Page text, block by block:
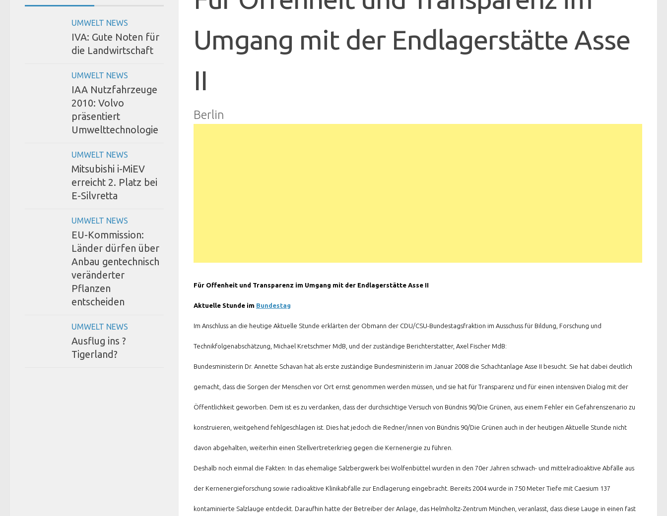
Umgang mit der Endlagerstätte Asse
II
Berlin
Für Offenheit und Transparenz im Umgang mit der Endlagerstätte Asse II
Aktuelle Stunde im Bundestag
Im Anschluss an die heutige Aktuelle Stunde erklärten der Obmann der CDU/CSU-Bundestagsfraktion im Ausschuss für Bildung, Forschung und
Technikfolgenabschätzung, Michael Kretschmer MdB, und der zuständige Berichterstatter, Axel Fischer MdB:
Bundesministerin Dr. Annette Schavan hat als erste zuständige Bundesministerin im Januar 2008 die Schachtanlage Asse II besucht. Sie hat dabei deutlich
gemacht, dass die Sorgen der Menschen vor Ort ernst genommen werden müssen, und sie hat für Transparenz und für einen intensiven Dialog mit der
Öffentlichkeit geworben. Dem ist es zu verdanken, dass der durchsichtige Versuch von Bündnis 90/Die Grünen, aus einem Fehler ein Gefahrenszenario zu
konstruieren, weitgehend fehlgeschlagen ist. Dies hat jedoch die Redner/innen von Bündnis 90/Die Grünen auch in der heutigen Aktuelle Stunde nicht
davon abgehalten, weiterhin einen Stellvertreterkrieg gegen die Kernenergie zu führen.
Deshalb noch einmal die Fakten: In das ehemalige Salzbergwerk bei Wolfenbüttel wurden in den 70er Jahren schwach- und mittelradioaktive Abfälle aus
der Kernenergieforschung sowie radioaktive Klinikabfälle zur Endlagerung eingebracht. Bereits 2004 wurde in 750 Meter Tiefe mit Caesium 137
kontaminierte Salzlauge entdeckt. Daraufhin hatte der Betreiber der Anlage, das Helmholtz-Zentrum München, veranlasst, dass diese Lauge in einen fast
UMWELT NEWS
IVA: Gute Noten für
die Landwirtschaft
UMWELT NEWS
IAA Nutzfahrzeuge
2010: Volvo
präsentiert
Umwelttechnologie
UMWELT NEWS
Mitsubishi i-MiEV
erreicht 2. Platz bei
E-Silvretta
UMWELT NEWS
EU-Kommission:
Länder dürfen über
Anbau gentechnisch
veränderter
Pflanzen
entscheiden
UMWELT NEWS
Ausflug ins ?
Tigerland?